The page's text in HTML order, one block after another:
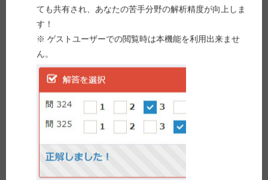
ても共有され、あなたの苦手分野の解析精度が向上しま
す！
※ ゲストユーザーでの閲覧時は本機能を利用出来ませ
ん。
４ 成人T細胞白血病の原因ウイルスであるヒトT細胞
白血病ウイルス−1型（HTLV−1）に妊婦が感染し
ている場合、出生後は人工乳を授乳する。
５ ヒト免疫不全ウイルス（HIV）の母子感染には、経
胎盤感染、産道感染及び母乳感染がある。
解答を選択